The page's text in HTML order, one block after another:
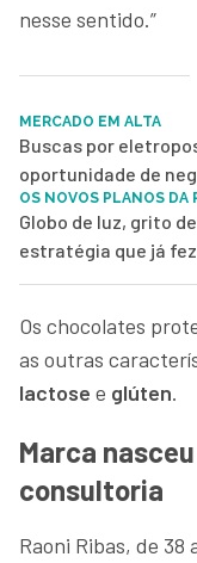
nesse sentido.”
MERCADO EM ALTA
Buscas por
oportunidade de
OS NOVOS PLANOS DA
Globo de luz, grito
estratégia que já fez
Os chocolates
as outras
lactose e glúten.
Marca
consultoria
Raoni Ribas, de